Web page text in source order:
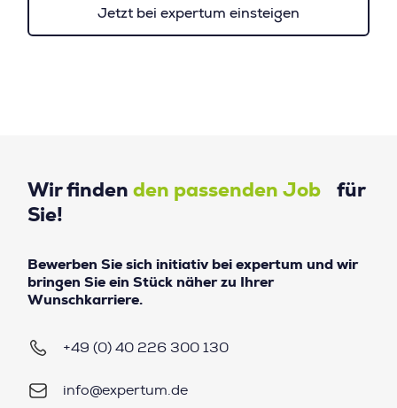
Jetzt bei expertum einsteigen
Wir finden den passenden Job für
Sie!
Bewerben Sie sich initiativ bei expertum und wir
bringen Sie ein Stück näher zu Ihrer
Wunschkarriere.
+49 (0) 40 226 300 130
info@expertum.de